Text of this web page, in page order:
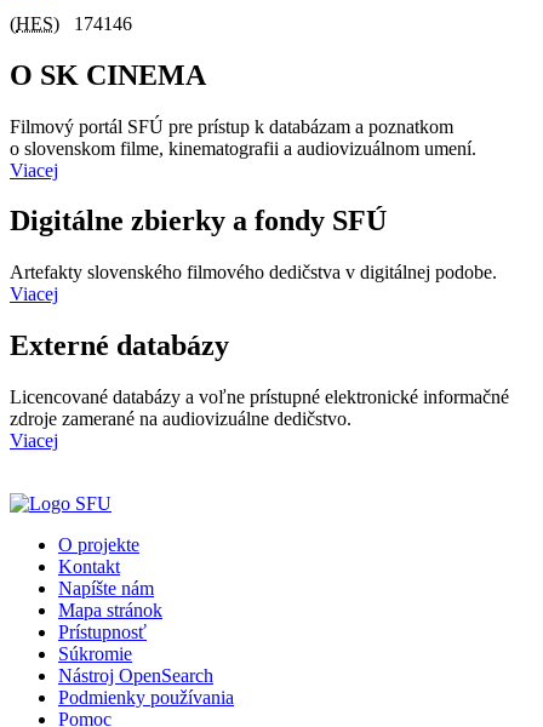
(HES) 174146
O SK CINEMA
Filmový portál SFÚ pre prístup k databázam a poznatkom
o slovenskom filme, kinematografii a audiovizuálnom umení.
Viacej
Digitálne zbierky a fondy SFÚ
Artefakty slovenského filmového dedičstva v digitálnej podobe.
Viacej
Externé databázy
Licencované databázy a voľne prístupné elektronické informačné
zdroje zamerané na audiovizuálne dedičstvo.
Viacej
O projekte
Kontakt
Napíšte nám
Mapa stránok
Prístupnosť
Súkromie
Nástroj OpenSearch
Podmienky používania
Pomoc